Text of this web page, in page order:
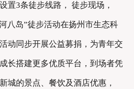
置3条徒步线路， 徒步现场，
八岛”徒步活动在扬州市生态科
动同步开展公益募捐，为青年交
长搭建更多优质平台，到场者凭
城的景点、餐饮及酒店优惠，